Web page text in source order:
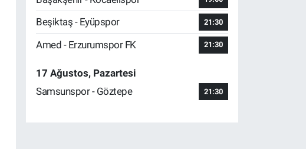
Beşiktaş - Eyüpspor 21:30
Amed - Erzurumspor FK 21:30
17 Ağustos, Pazartesi
Samsunspor - Göztepe
21:30